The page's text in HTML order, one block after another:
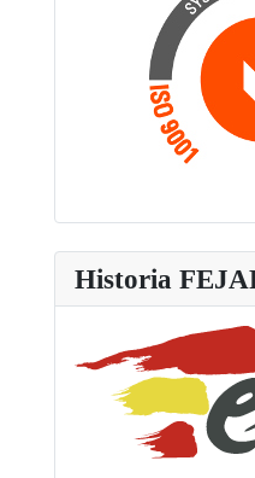
Historia